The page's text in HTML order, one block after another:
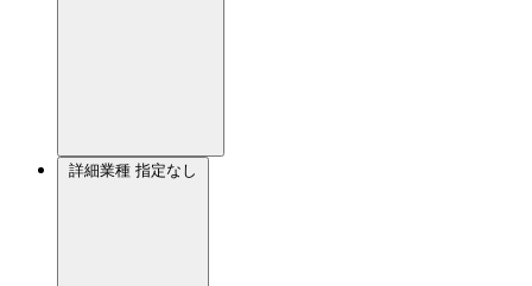
詳細業種 指定なし